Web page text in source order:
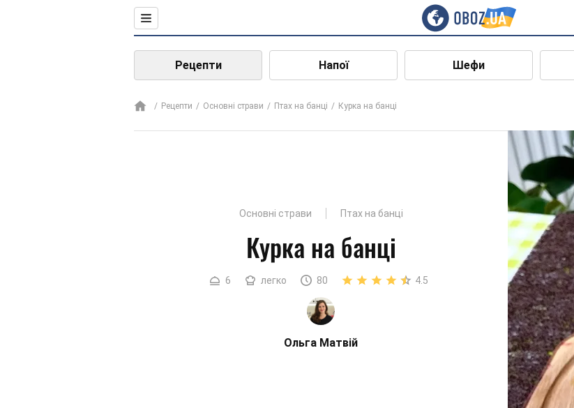
Рецепти Напої Шефи
Рецепти Основні страви Птах на банці Курка на банці
Основні страви Птах на банці
Курка на банці
6 легко 80 4.5
Ольга Матвій